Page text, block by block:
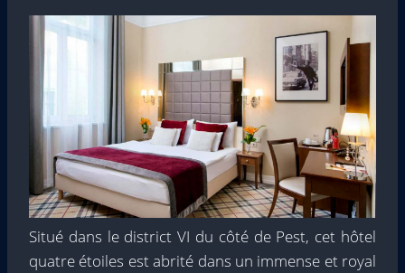
Situé dans le district VI du côté de Pest, cet hôtel
quatre étoiles est abrité dans un immense et royal